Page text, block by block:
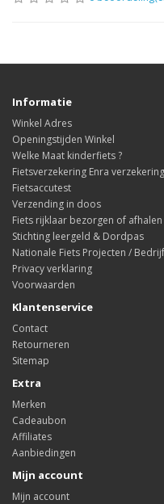
Informatie
Winkel Adres
Openingstijden Winkel
Welke Maat kinderfiets ?
Fietsverzekering Enra
Fietsaccutest
Verzending in doos
Fiets rijklaar bezorgen of afhalen
Stichting leergeld & Dordpas
Nationale Fiets Projecten /
Privacy verklaring
Voorwaarden
Klantenservice
Contact
Retourneren
Sitemap
Extra
Merken
Cadeaubon
Affiliates
Aanbiedingen
Mijn account
Mijn account